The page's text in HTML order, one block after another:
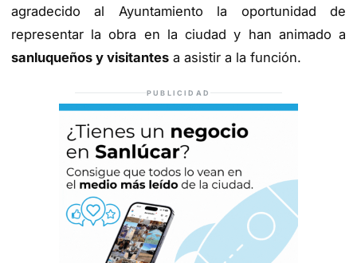
agradecido al Ayuntamiento la oportunidad de
representar la obra en la ciudad y han animado a
sanluqueños y visitantes a asistir a la función.
PUBLICIDAD